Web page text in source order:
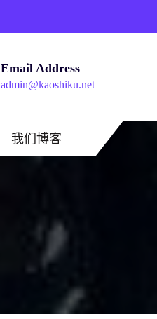
Email Address
admin@kaoshiku.net
我们博客